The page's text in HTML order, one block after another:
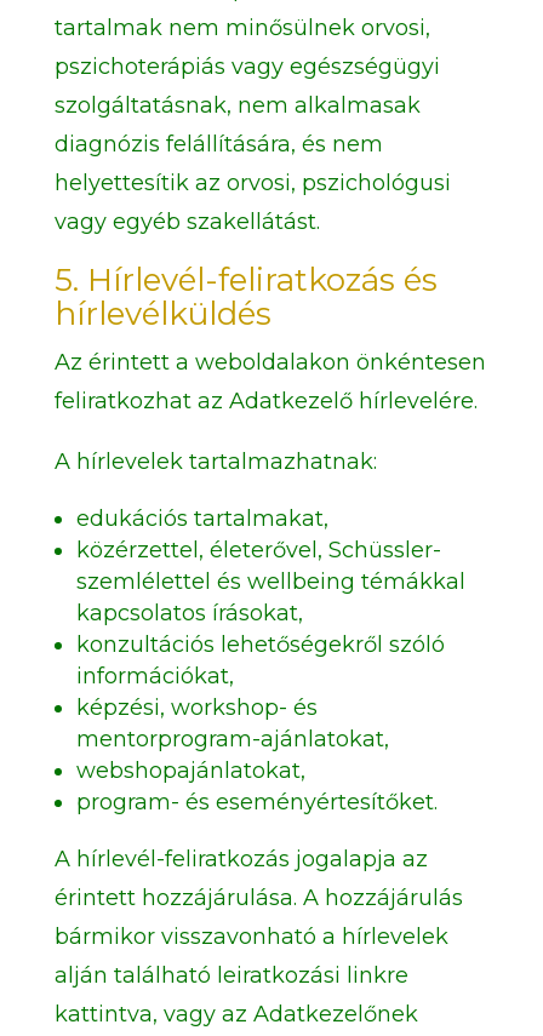
tartalmak nem minősülnek orvosi,
pszichoterápiás vagy egészségügyi
szolgáltatásnak, nem alkalmasak
diagnózis felállítására, és nem
helyettesítik az orvosi, pszichológusi
vagy egyéb szakellátást.
5. Hírlevél-feliratkozás és
hírlevélküldés
Az érintett a weboldalakon önkéntesen
feliratkozhat az Adatkezelő hírlevelére.
A hírlevelek tartalmazhatnak:
edukációs tartalmakat,
közérzettel, életerővel, Schüssler-
szemlélettel és wellbeing témákkal
kapcsolatos írásokat,
konzultációs lehetőségekről szóló
információkat,
képzési, workshop- és
mentorprogram-ajánlatokat,
webshopajánlatokat,
program- és eseményértesítőket.
A hírlevél-feliratkozás jogalapja az
érintett hozzájárulása. A hozzájárulás
bármikor visszavonható a hírlevelek
alján található leiratkozási linkre
kattintva, vagy az Adatkezelőnek